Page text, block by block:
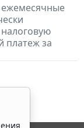
налоговую
платеж за